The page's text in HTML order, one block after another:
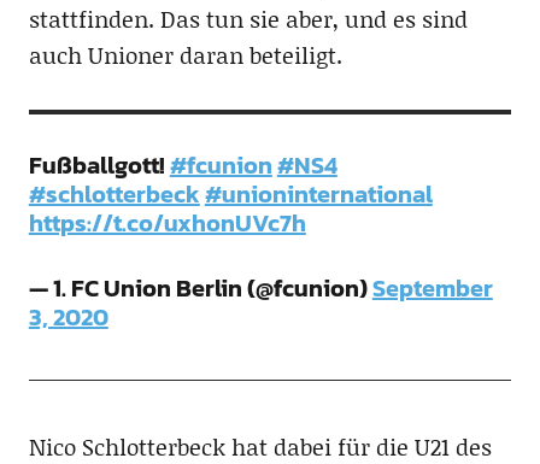
stattfinden. Das tun sie aber, und es sind
auch Unioner daran beteiligt.
Fußballgott!#fcunion#NS4
#schlotterbeck#unioninternational
https://t.co/uxhonUVc7h
— 1. FC Union Berlin (@fcunion)September
3, 2020
Nico Schlotterbeck hat dabei für die U21 des